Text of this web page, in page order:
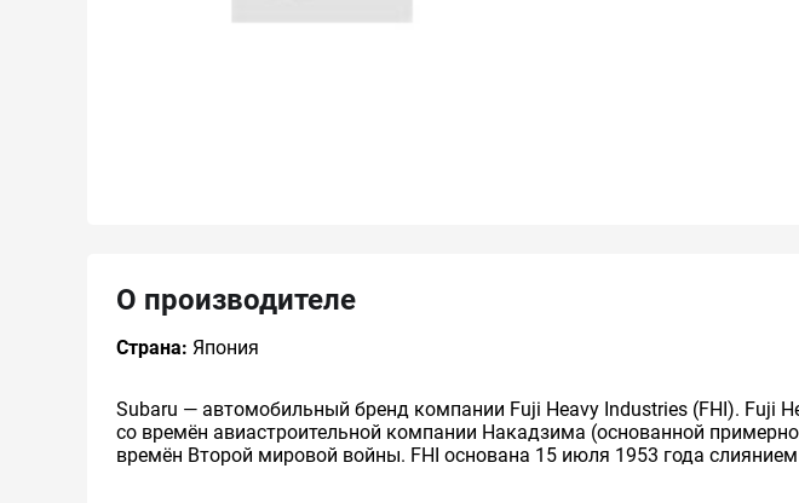
О производителе
Страна: Япония
Subaru — автомобильный бренд компании Fuji Heavy Industries (FHI). Fuji
со времён авиастроительной компании Накадзима (основанной
времён Второй мировой войны. FHI основана 15 июля 1953 года